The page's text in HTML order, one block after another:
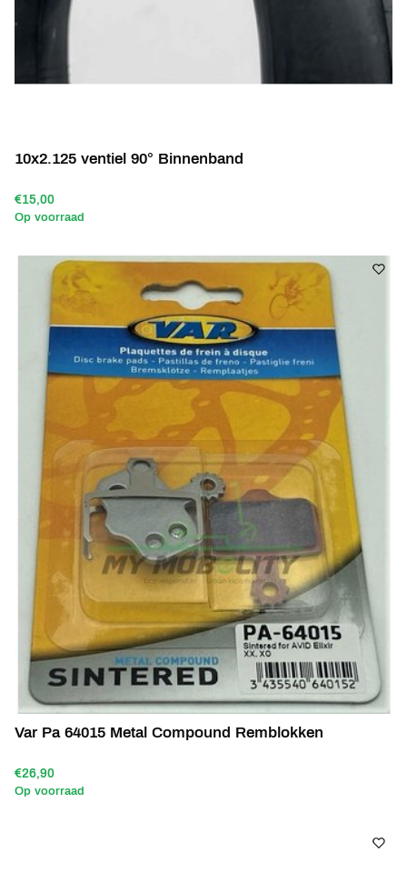
10x2.125 ventiel 90° Binnenband
€15,00
Op voorraad
Var Pa 64015 Metal Compound Remblokken
€26,90
Op voorraad